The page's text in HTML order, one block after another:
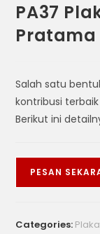
PA37
Salah satu
kontribusi terbaik
Berikut ini
PESAN
Categories: